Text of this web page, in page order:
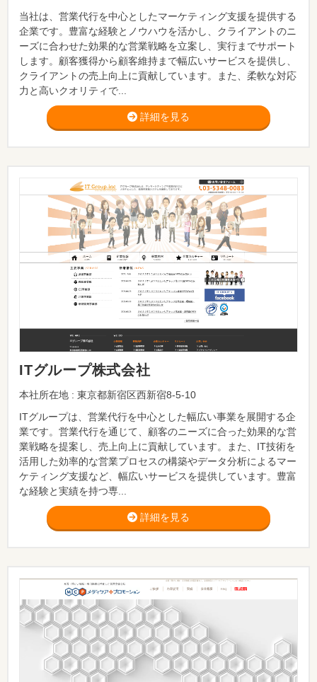
当社は、営業代行を中心としたマーケティング支援を提供する
企業です。豊富な経験とノウハウを活かし、クライアントのニ
ーズに合わせた効果的な営業戦略を立案し、実行までサポート
します。顧客獲得から顧客維持まで幅広いサービスを提供し、
クライアントの売上向上に貢献しています。また、柔軟な対応
力と高いクオリティで...
詳細を見る
ITグループ株式会社
本社所在地 : 東京都新宿区西新宿8-5-10
ITグループは、営業代行を中心とした幅広い事業を展開する企
業です。営業代行を通じて、顧客のニーズに合った効果的な営
業戦略を提案し、売上向上に貢献しています。また、IT技術を
活用した効率的な営業プロセスの構築やデータ分析によるマー
ケティング支援など、幅広いサービスを提供しています。豊富
な経験と実績を持つ専...
詳細を見る